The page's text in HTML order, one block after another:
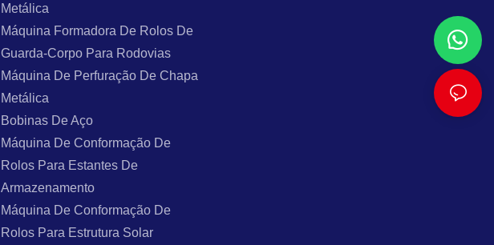
Metálica
Máquina Formadora De Rolos De
Guarda-Corpo Para Rodovias
Máquina De Perfuração De Chapa
Metálica
Bobinas De Aço
Máquina De Conformação De
Rolos Para Estantes De
Armazenamento
Máquina De Conformação De
Rolos Para Estrutura Solar